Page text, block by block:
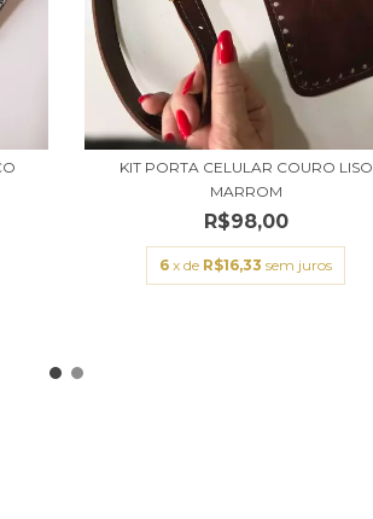
KIT PORTA CELULAR COURO LISO
MARROM
R$98,00
6 x de R$16,33 sem juros